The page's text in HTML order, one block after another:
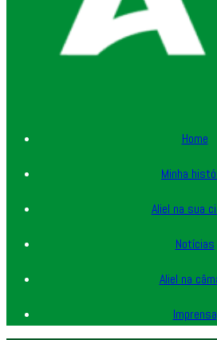
Home
Minha
Aliel na sua
Notícias
Aliel na
Imprensa